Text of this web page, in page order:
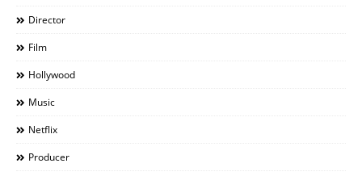
Director
Film
Hollywood
Music
Netflix
Producer